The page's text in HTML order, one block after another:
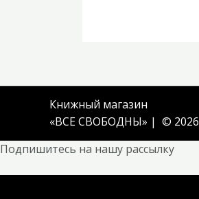
Книжный магазин
«ВСЕ СВОБОДНЫ» | © 2026
Подпишитесь на нашу рассылку